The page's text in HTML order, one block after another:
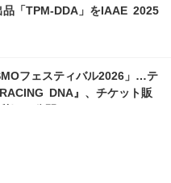
品「TPM-DDA」をIAAE 2025
フェスティバル2026」…テ
DNA』、チケット販